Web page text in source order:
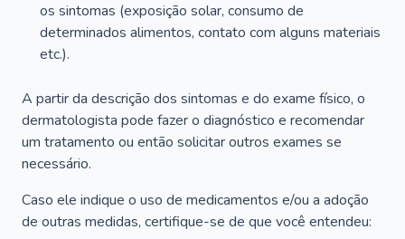
os sintomas (exposição solar, consumo de
determinados alimentos, contato com alguns materiais
etc.).
A partir da descrição dos sintomas e do exame físico, o
dermatologista pode fazer o diagnóstico e recomendar
um tratamento ou então solicitar outros exames se
necessário.
Caso ele indique o uso de medicamentos e/ou a adoção
de outras medidas, certifique-se de que você entendeu: